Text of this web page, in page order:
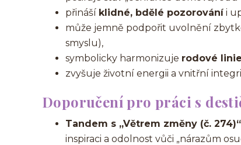
přináší klidné, bdělé pozorováníi
může jemně podpořit uvolnění
smyslu),
symbolicky harmonizuje rodové linie
zvyšuje životní energii a vnitřní
Doporučení pro práci s
Tandem s „Větrem změny (č. 274)“
inspiraci a odolnost vůči „nárazům